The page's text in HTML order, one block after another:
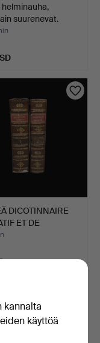
helminauha,
suurenevat.
DICOTINNAIRE
ET DE
kannalta
käyttöä